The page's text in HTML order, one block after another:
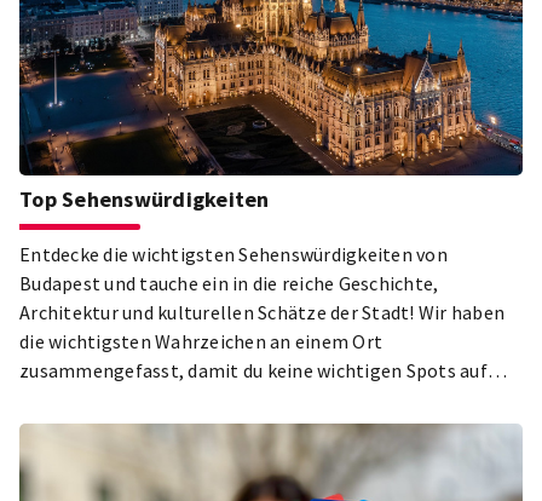
Top Sehenswürdigkeiten
Entdecke die wichtigsten Sehenswürdigkeiten von
Budapest und tauche ein in die reiche Geschichte,
Architektur und kulturellen Schätze der Stadt! Wir haben
die wichtigsten Wahrzeichen an einem Ort
zusammengefasst, damit du keine wichtigen Spots auf
Basilika St. Stephan, der Budaer Burgbezirk, der Stadtpark
und das jüdische Viertel in Pest – nur einige der Highlights,
die du bei deinem Besuch in Budapest auf keinen Fall